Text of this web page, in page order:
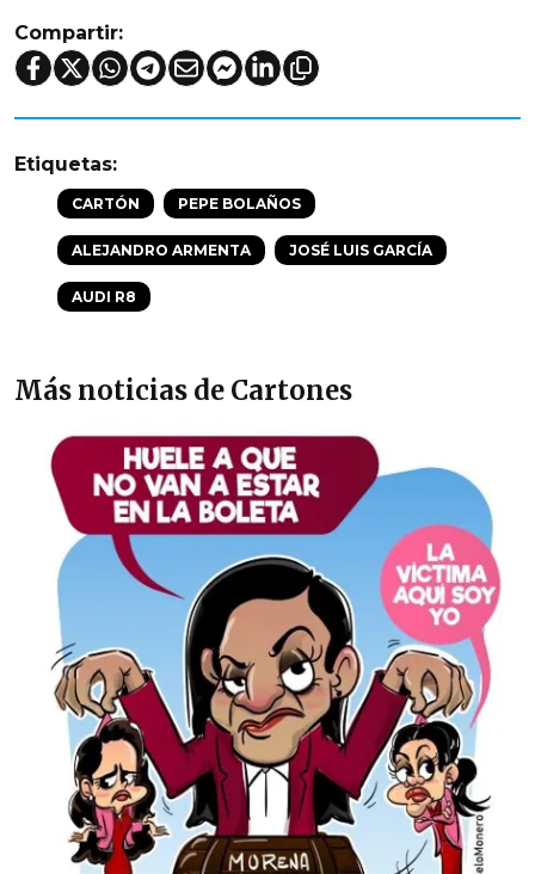
Compartir:
Etiquetas:
CARTÓN PEPE BOLAÑOS
ALEJANDRO ARMENTA JOSÉ LUIS GARCÍA
AUDI R8
Más noticias de Cartones